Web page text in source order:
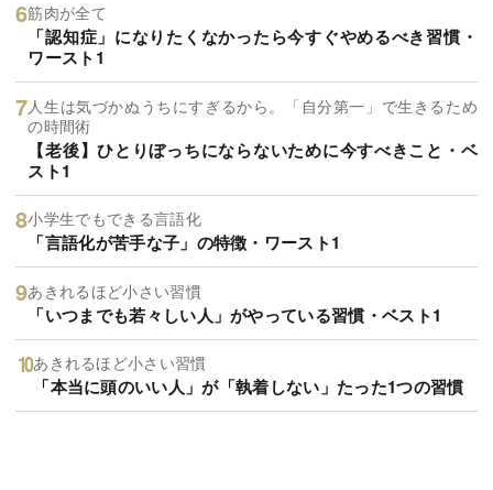
筋肉が全て
「認知症」になりたくなかったら今すぐやめるべき習慣・
ワースト1
人生は気づかぬうちにすぎるから。「自分第一」で生きるため
の時間術
【老後】ひとりぼっちにならないために今すべきこと・ベ
スト1
小学生でもできる言語化
「言語化が苦手な子」の特徴・ワースト1
あきれるほど小さい習慣
「いつまでも若々しい人」がやっている習慣・ベスト1
あきれるほど小さい習慣
「本当に頭のいい人」が「執着しない」たった1つの習慣